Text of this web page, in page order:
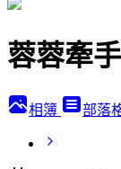
蓉蓉牽
相簿 部落